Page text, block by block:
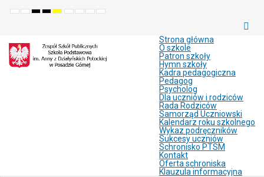
Default
NightHigh
mode
High
mode
High
mode
SetSetMake
Set
Strona główna
O szkole
Patron szkoły
Hymn szkoły
Kadra pedagogiczna
Pedagog
Psycholog
Dla uczniów i rodziców
Rada Rodziców
Samorząd Uczniowski
Kalendarz roku szkolnego
Wykaz podręczników
Sukcesy uczniów
Schronisko PTSM
Kontakt
Oferta schroniska
Klauzula informacyjna